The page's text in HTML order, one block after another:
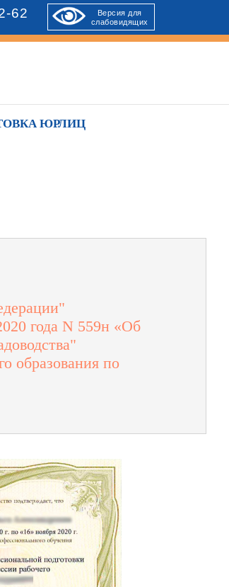
62
Версия для
слабовидящих
ЮРЛИЦ
года N 559н «Об
образования по